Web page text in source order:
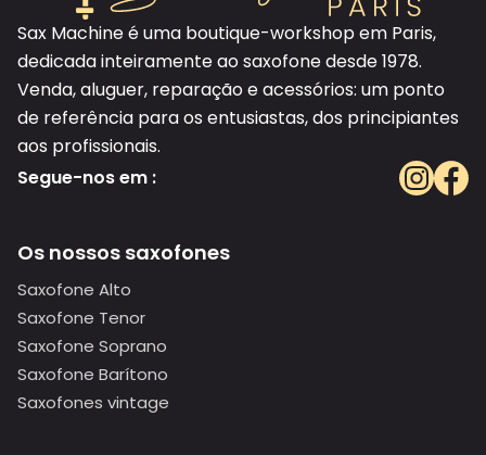
Sax Machine é uma boutique-workshop em Paris,
dedicada inteiramente ao saxofone desde 1978.
Venda, aluguer, reparação e acessórios: um ponto
de referência para os entusiastas, dos principiantes
aos profissionais.
Segue-nos em :
Os nossos saxofones
Saxofone Alto
Saxofone Tenor
Saxofone Soprano
Saxofone Barítono
Saxofones vintage